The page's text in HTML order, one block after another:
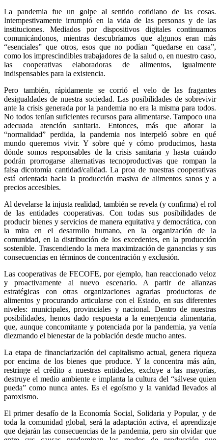
La pandemia fue un golpe al sentido cotidiano de las cosas.
Intempestivamente irrumpió en la vida de las personas y de las
instituciones. Mediados por dispositivos digitales continuamos
comunicándonos, mientras descubríamos que algunos eran más
“esenciales” que otros, esos que no podían “quedarse en casa”,
como los imprescindibles trabajadores de la salud o, en nuestro caso,
las cooperativas elaboradoras de alimentos, igualmente
indispensables para la existencia.
Pero también, rápidamente se corrió el velo de las fragantes
desigualdades de nuestra sociedad. Las posibilidades de sobrevivir
ante la crisis generada por la pandemia no era la misma para todos.
No todos tenían suficientes recursos para alimentarse. Tampoco una
adecuada atención sanitaria. Entonces, más que añorar la
“normalidad” perdida, la pandemia nos interpeló sobre en qué
mundo queremos vivir. Y sobre qué y cómo producimos, hasta
dónde somos responsables de la crisis sanitaria y hasta cuándo
podrán prorrogarse alternativas tecnoproductivas que rompan la
falsa dicotomía cantidad/calidad. La proa de nuestras cooperativas
está orientada hacia la producción masiva de alimentos sanos y a
precios accesibles.
Al develarse la injusta realidad, también se revela (y confirma) el rol
de las entidades cooperativas. Con todas sus posibilidades de
producir bienes y servicios de manera equitativa y democrática, con
la mira en el desarrollo humano, en la organización de la
comunidad, en la distribución de los excedentes, en la producción
sostenible. Trascendiendo la mera maximización de ganancias y sus
consecuencias en términos de concentración y exclusión.
Las cooperativas de FECOFE, por ejemplo, han reaccionado veloz
y proactivamente al nuevo escenario. A partir de alianzas
estratégicas con otras organizaciones agrarias productoras de
alimentos y procurando articularse con el Estado, en sus diferentes
niveles: municipales, provinciales y nacional. Dentro de nuestras
posibilidades, hemos dado respuesta a la emergencia alimentaria,
que, aunque concomitante y potenciada por la pandemia, ya venía
diezmando el bienestar de la población desde mucho antes.
La etapa de financiarización del capitalismo actual, genera riqueza
por encima de los bienes que produce. Y la concentra más aún,
restringe el crédito a nuestras entidades, excluye a las mayorías,
destruye el medio ambiente e implanta la cultura del “sálvese quien
pueda” como nunca antes. Es el egoísmo y la vanidad llevados al
paroxismo.
El primer desafío de la Economía Social, Solidaria y Popular, y de
toda la comunidad global, será la adaptación activa, el aprendizaje
que dejarán las consecuencias de la pandemia, pero sin olvidar que